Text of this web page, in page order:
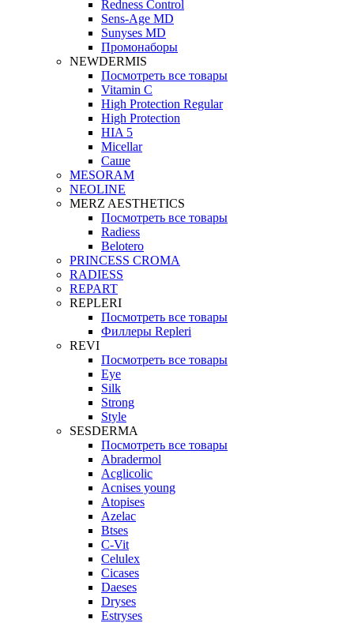
Redness Control
Sens-Age MD
Sunyses MD
Промонаборы
NEWDERMIS
Посмотреть все товары
Vitamin C
High Protection Regular
High Protection
HIA 5
Micellar
Саше
MESORAM
NEOLINE
MERZ AESTHETICS
Посмотреть все товары
Radiess
Belotero
PRINCESS CROMA
RADIESS
REPART
REPLERI
Посмотреть все товары
Филлеры Repleri
REVI
Посмотреть все товары
Eye
Silk
Strong
Style
SESDERMA
Посмотреть все товары
Abradermol
Acglicolic
Acnises young
Atopises
Azelac
Btses
C-Vit
Celulex
Cicases
Daeses
Dryses
Estryses